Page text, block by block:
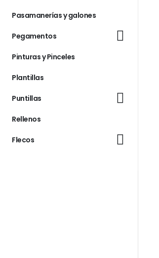
Pasamanerías y galones
Pegamentos
Pinturas y Pinceles
Plantillas
Puntillas
Rellenos
Flecos